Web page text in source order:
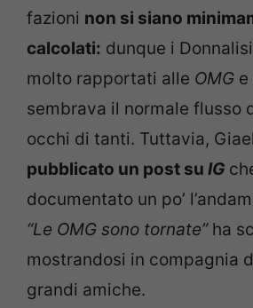
fazioni non si siano
calcolati: dunque i
molto rapportati alle OMG
sembrava il normale flusso
occhi di tanti. Tuttavia,
pubblicato un post su IG
documentato un po’
“Le OMG sono tornate”ha
mostrandosi in compagnia
grandi amiche.